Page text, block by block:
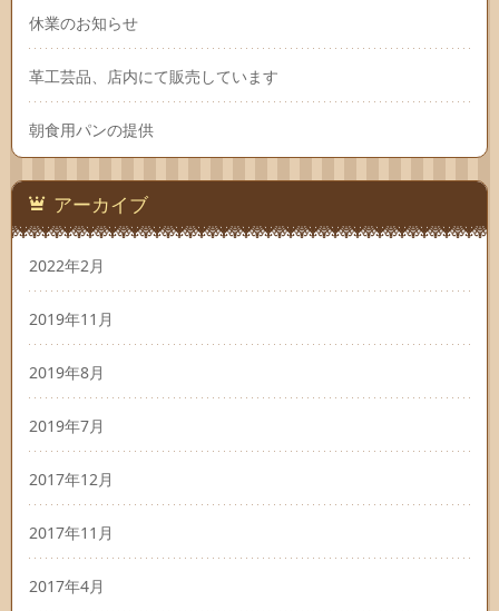
休業のお知らせ
革工芸品、店内にて販売しています
朝食用パンの提供
アーカイブ
2022年2月
2019年11月
2019年8月
2019年7月
2017年12月
2017年11月
2017年4月